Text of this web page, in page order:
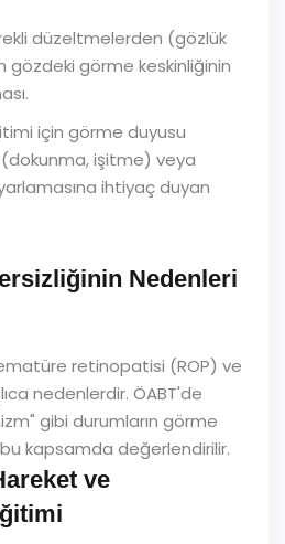
düzeltmelerden (gözlük
gözdeki görme keskinliğinin
için görme duyusu
(dokunma, işitme) veya
ihtiyaç duyan
Nedenleri
retinopatisi (ROP) ve
nedenlerdir. ÖABT'de
gibi durumların görme
kapsamda değerlendirilir.
ve